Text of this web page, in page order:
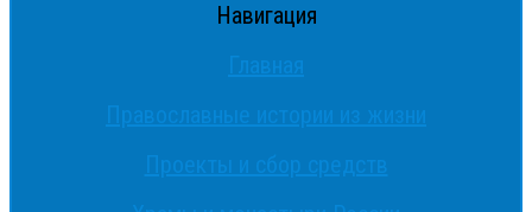
Навигация
Главная
Православные истории из жизни
Проекты и сбор средств